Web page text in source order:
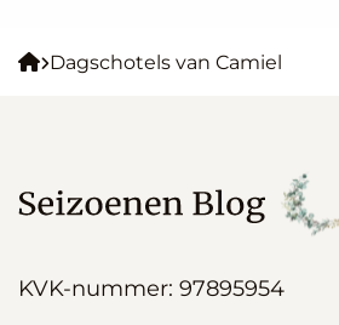
Seizoenen
Dagschotels van Camiel
KVK-nummer: 97895954